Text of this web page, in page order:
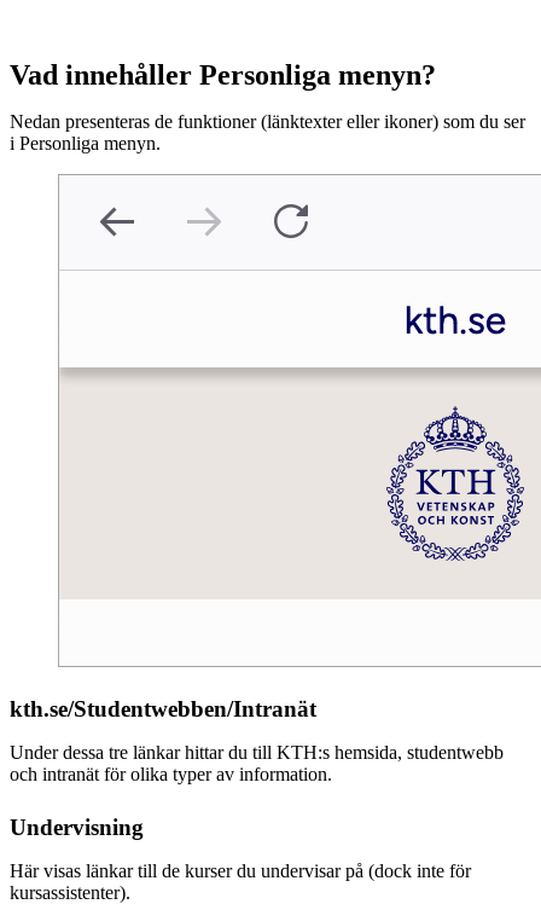
Vad innehåller Personliga menyn?
Nedan presenteras de funktioner (länktexter eller ikoner) som du ser
i Personliga menyn.
kth.se/Studentwebben/Intranät
Under dessa tre länkar hittar du till KTH:s hemsida, studentwebb
och intranät för olika typer av information.
Undervisning
Här visas länkar till de kurser du undervisar på (dock inte för
kursassistenter).